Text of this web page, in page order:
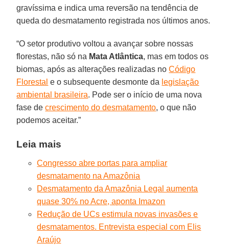
gravíssima e indica uma reversão na tendência de
queda do desmatamento registrada nos últimos anos.
“O setor produtivo voltou a avançar sobre nossas
florestas, não só na Mata Atlântica, mas em todos os
biomas, após as alterações realizadas noCódigo
Florestal e o subsequente desmonte da legislação
ambiental brasileira. Pode ser o início de uma nova
fase decrescimento do desmatamento, o que não
podemos aceitar.”
Leia mais
Congresso abre portas para ampliar
desmatamento na Amazônia
Desmatamento da Amazônia Legal aumenta
quase 30% no Acre, aponta Imazon
Redução de UCs estimula novas invasões e
desmatamentos. Entrevista especial com Elis
Araújo